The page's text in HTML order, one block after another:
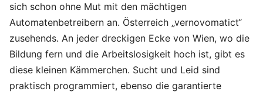
sich schon ohne Mut mit den mächtigen
Automatenbetreibern an. Österreich „vernovomatict“
zusehends. An jeder dreckigen Ecke von Wien, wo die
Bildung fern und die Arbeitslosigkeit hoch ist, gibt es
diese kleinen Kämmerchen. Sucht und Leid sind
praktisch programmiert, ebenso die garantierte